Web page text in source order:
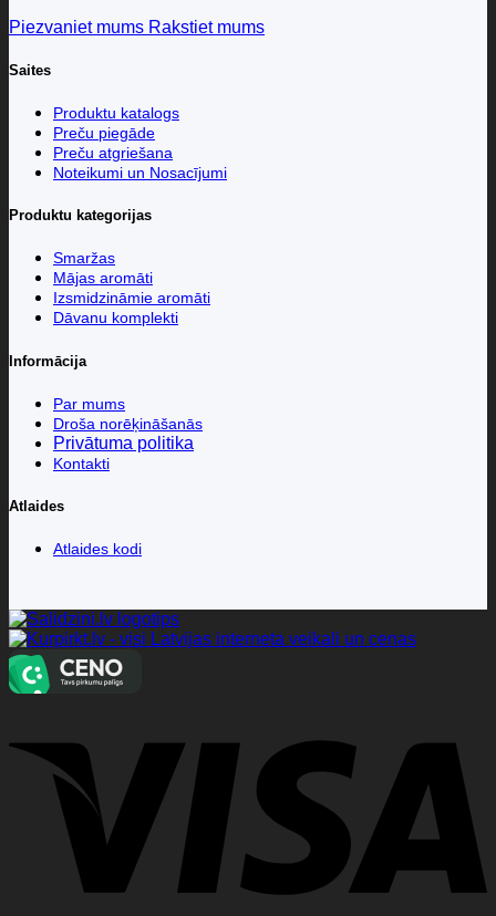
Piezvaniet mums Rakstiet mums
Saites
Produktu katalogs
Preču piegāde
Preču atgriešana
Noteikumi un Nosacījumi
Produktu kategorijas
Smaržas
Mājas aromāti
Izsmidzināmie aromāti
Dāvanu komplekti
Informācija
Par mums
Droša norēķināšanās
Privātuma politika
Kontakti
Atlaides
Atlaides kodi